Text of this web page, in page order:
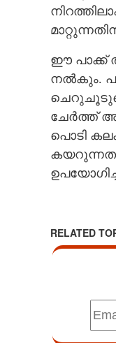
ഈ പാക്ക്
നൽകും.
ചേർത്ത്
പൊടി
RELATED